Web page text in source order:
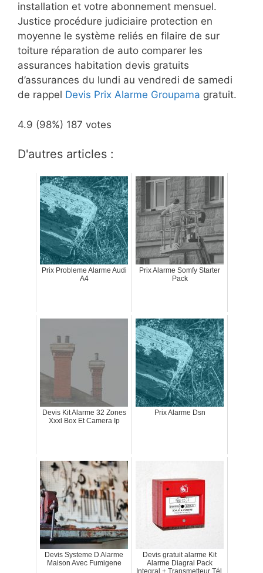
installation et votre abonnement mensuel.
Justice procédure judiciaire protection en
moyenne le système reliés en filaire de sur
toiture réparation de auto comparer les
assurances habitation devis gratuits
d’assurances du lundi au vendredi de samedi
de rappel Devis Prix Alarme Groupama gratuit.
4.9 (98%) 187 votes
D'autres articles :
Prix Probleme Alarme Audi
A4
Prix Alarme Somfy Starter
Pack
Devis Kit Alarme 32 Zones
Xxxl Box Et Camera Ip
Prix Alarme Dsn
Devis Systeme D Alarme
Maison Avec Fumigene
Devis gratuit alarme Kit
Alarme Diagral Pack
Integral + Transmetteur Tél.